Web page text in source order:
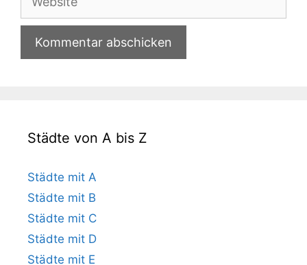
Städte von A bis Z
Städte mit A
Städte mit B
Städte mit C
Städte mit D
Städte mit E